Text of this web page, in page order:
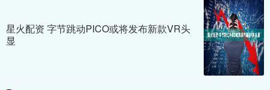
星火配资 字节跳动PICO或将发布新款VR头
显